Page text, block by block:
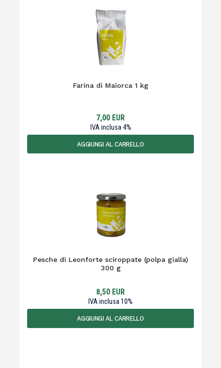
Farina di Maiorca 1 kg
7,00 EUR
IVA inclusa 4%
AGGIUNGI AL CARRELLO
Pesche di Leonforte sciroppate (polpa gialla)
300 g
8,50 EUR
IVA inclusa10%
AGGIUNGI AL CARRELLO